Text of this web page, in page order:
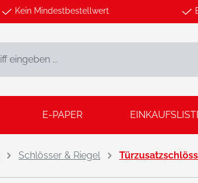
Kein Mindestbestellwert
E-PAPER
Schlösser & Riegel